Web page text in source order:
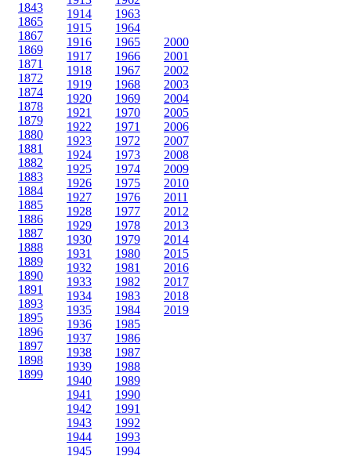
1843
1865
1867
1869
1871
1872
1874
1878
1879
1880
1881
1882
1883
1884
1885
1886
1887
1888
1889
1890
1891
1893
1895
1896
1897
1898
1899
1914
1915
1916
1917
1918
1919
1920
1921
1922
1923
1924
1925
1926
1927
1928
1929
1930
1931
1932
1933
1934
1935
1936
1937
1938
1939
1940
1941
1942
1943
1944
1945
1963
1964
1965
1966
1967
1968
1969
1970
1971
1972
1973
1974
1975
1976
1977
1978
1979
1980
1981
1982
1983
1984
1985
1986
1987
1988
1989
1990
1991
1992
1993
1994
2000
2001
2002
2003
2004
2005
2006
2007
2008
2009
2010
2011
2012
2013
2014
2015
2016
2017
2018
2019